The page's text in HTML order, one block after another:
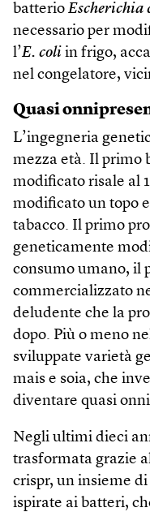
batterio Escherichia
necessario per
l’E. coli in frigo,
nel congelatore,
Quasi
L’ingegneria
mezza età. Il primo
modificato risale al
modificato un topo
tabacco. Il primo
geneticamente
consumo umano, il
commercializzato
deludente che la
dopo. Più o meno
sviluppate varietà
mais e soia, che
diventare quasi
Negli ultimi dieci
trasformata grazie
crispr, un insieme
ispirate ai batteri,